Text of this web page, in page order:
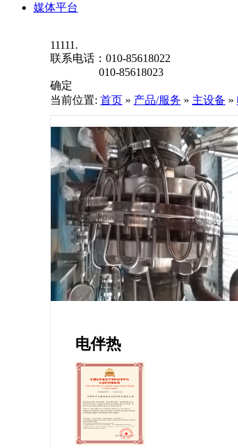
媒体平台
11111.
联系电话： 010-85618022
010-85618023
确定
当前位置: 首页 » 产品/服务 » 主设备 »
电伴热